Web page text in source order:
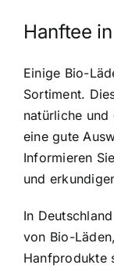
Hanftee
Einige Bio-
Sortiment.
natürliche
eine gute
Informieren
und
In
von Bio-
Hanfprodukte